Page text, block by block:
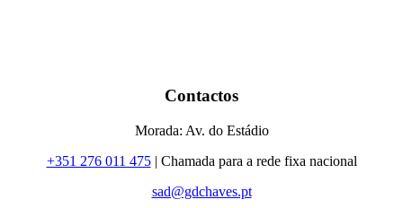
Contactos
Morada: Av. do Estádio
+351 276 011 475| Chamada para a rede fixa nacional
sad@gdchaves.pt